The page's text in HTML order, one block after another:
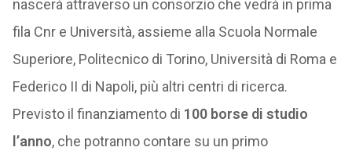
nascerà attraverso un consorzio che vedrà in prima
fila Cnr e Università, assieme alla Scuola Normale
Superiore, Politecnico di Torino, Università di Roma e
Federico II di Napoli, più altri centri di ricerca.
Previsto il finanziamento di 100 borse di studio
l’anno, che potranno contare su un primo